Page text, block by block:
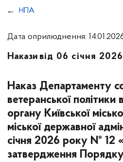
НПА
Дата оприлюднення:
Накази від 06 січня
Наказ Департаменту
ветеранської політики
органу Київської
міської державної
січня 2026 року № 12
затвердження